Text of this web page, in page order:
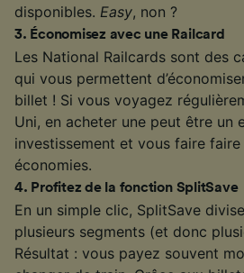
disponibles. Easy, non ?
3. Économisez avec une Railcard
Les National Railcards sont des
qui vous permettent
billet ! Si vous voyagez
Uni, en acheter une peut être un
investissement et vous faire
économies.
4. Profitez de la fonction SplitSave
En un simple clic, SplitSave
plusieurs segments (et donc
Résultat : vous payez souvent